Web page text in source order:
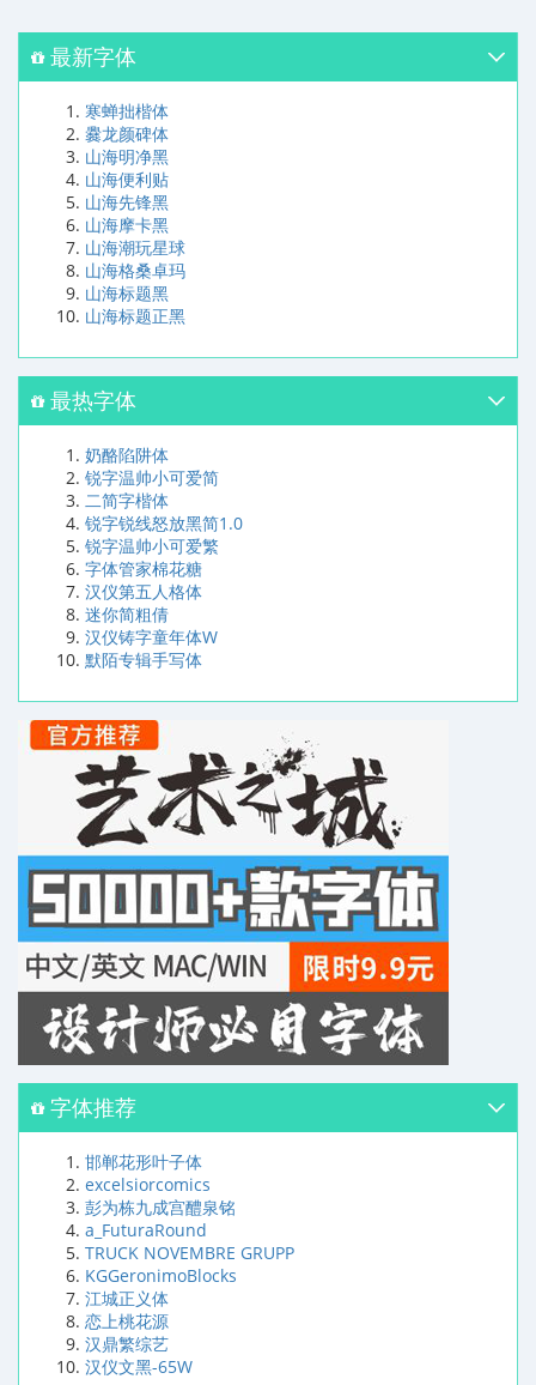
最新字体
寒蝉拙楷体
爨龙颜碑体
山海明净黑
山海便利贴
山海先锋黑
山海摩卡黑
山海潮玩星球
山海格桑卓玛
山海标题黑
山海标题正黑
最热字体
奶酪陷阱体
锐字温帅小可爱简
二简字楷体
锐字锐线怒放黑简1.0
锐字温帅小可爱繁
字体管家棉花糖
汉仪第五人格体
迷你简粗倩
汉仪铸字童年体W
默陌专辑手写体
字体推荐
邯郸花形叶子体
excelsiorcomics
彭为栋九成宫醴泉铭
a_FuturaRound
TRUCK NOVEMBRE GRUPP
KGGeronimoBlocks
江城正义体
恋上桃花源
汉鼎繁综艺
汉仪文黑-65W